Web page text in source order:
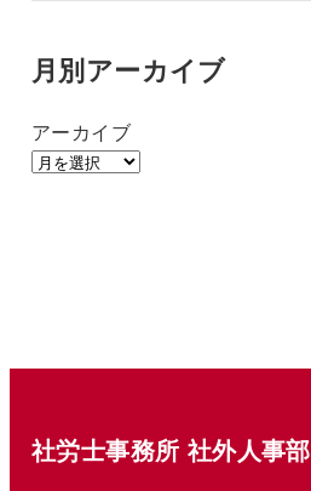
月別アーカイブ
アーカイブ
社労士事務所 社外人事部